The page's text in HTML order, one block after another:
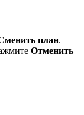
план.
Отменить